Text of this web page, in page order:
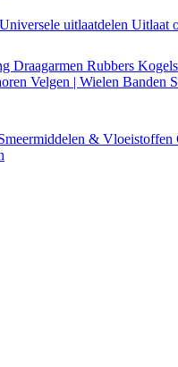
Universele uitlaatdelen Uitlaat
Draagarmen Rubbers
Velgen | Wielen Banden
& Vloeistoffen